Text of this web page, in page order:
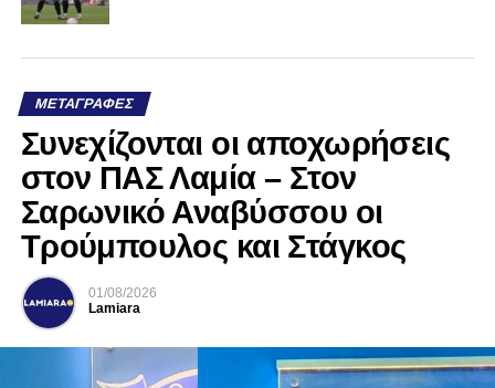
ΜΕΤΑΓΡΑΦΈΣ
Συνεχίζονται οι αποχωρήσεις
στον ΠΑΣ Λαμία – Στον
Σαρωνικό Αναβύσσου οι
Τρούμπουλος και Στάγκος
01/08/2026
Lamiara